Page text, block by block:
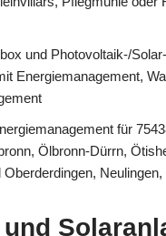
und Photovoltaik-/
Energiemanagement,
für
Ölbronn-Dürrn,
Oberderdingen,